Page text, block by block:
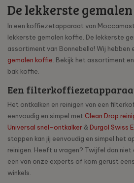
De lekkerste
In een koffiezetapparaat van
lekkerste gemalen koffie. De lekkerste
assortiment van Bonnebella! Wij hebben
gemalen koffie. Bekijk het assortiment
bak koffie.
Een
Het ontkalken en reinigen van een
eenvoudig en simpel met Clean Drop
Universal snel-ontkalker & Durgol Swiss
stappen kan jij eenvoudig en simpel het
reinigen. Heeft u vragen? Twijfel dan
een van onze experts of kom gerust
winkels.